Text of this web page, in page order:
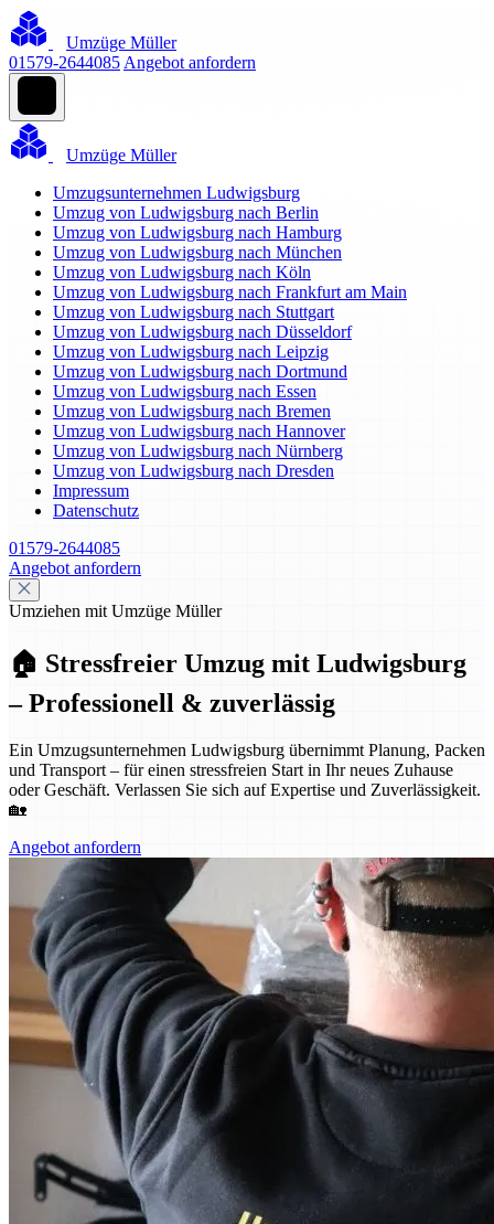
Umzüge Müller
01579-2644085 Angebot anfordern
Umzüge Müller
Umzugsunternehmen Ludwigsburg
Umzug von Ludwigsburg nach Berlin
Umzug von Ludwigsburg nach Hamburg
Umzug von Ludwigsburg nach München
Umzug von Ludwigsburg nach Köln
Umzug von Ludwigsburg nach Frankfurt am Main
Umzug von Ludwigsburg nach Stuttgart
Umzug von Ludwigsburg nach Düsseldorf
Umzug von Ludwigsburg nach Leipzig
Umzug von Ludwigsburg nach Dortmund
Umzug von Ludwigsburg nach Essen
Umzug von Ludwigsburg nach Bremen
Umzug von Ludwigsburg nach Hannover
Umzug von Ludwigsburg nach Nürnberg
Umzug von Ludwigsburg nach Dresden
Impressum
Datenschutz
01579-2644085
Angebot anfordern
Umziehen mit Umzüge Müller
🏠 Stressfreier Umzug mit Ludwigsburg
– Professionell & zuverlässig
Ein Umzugsunternehmen Ludwigsburg übernimmt Planung, Packen
und Transport – für einen stressfreien Start in Ihr neues Zuhause
oder Geschäft. Verlassen Sie sich auf Expertise und Zuverlässigkeit.
🏡
Angebot anfordern